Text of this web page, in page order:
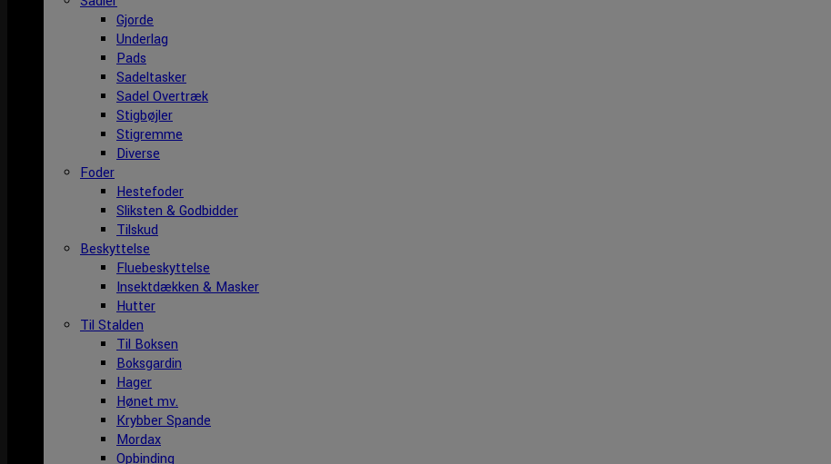
Gjorde
Underlag
Pads
Sadeltasker
Sadel Overtræk
Stigbøjler
Stigremme
Diverse
Foder
Hestefoder
Sliksten & Godbidder
Tilskud
Beskyttelse
Fluebeskyttelse
Insektdækken & Masker
Hutter
Til Stalden
Til Boksen
Boksgardin
Hager
Hønet mv.
Krybber Spande
Mordax
Opbinding